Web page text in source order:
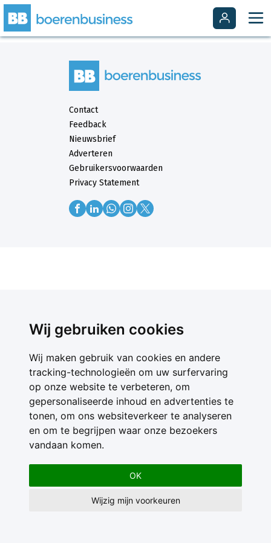
Wij gebruiken cookies
Wij maken gebruik van cookies en andere
tracking-technologieën om uw surfervaring
op onze website te verbeteren, om
gepersonaliseerde inhoud en advertenties te
tonen, om ons websiteverkeer te analyseren
en om te begrijpen waar onze bezoekers
vandaan komen.
OK
Wijzig mijn voorkeuren
Contact
Feedback
Nieuwsbrief
Adverteren
Gebruikersvoorwaarden
Privacy Statement